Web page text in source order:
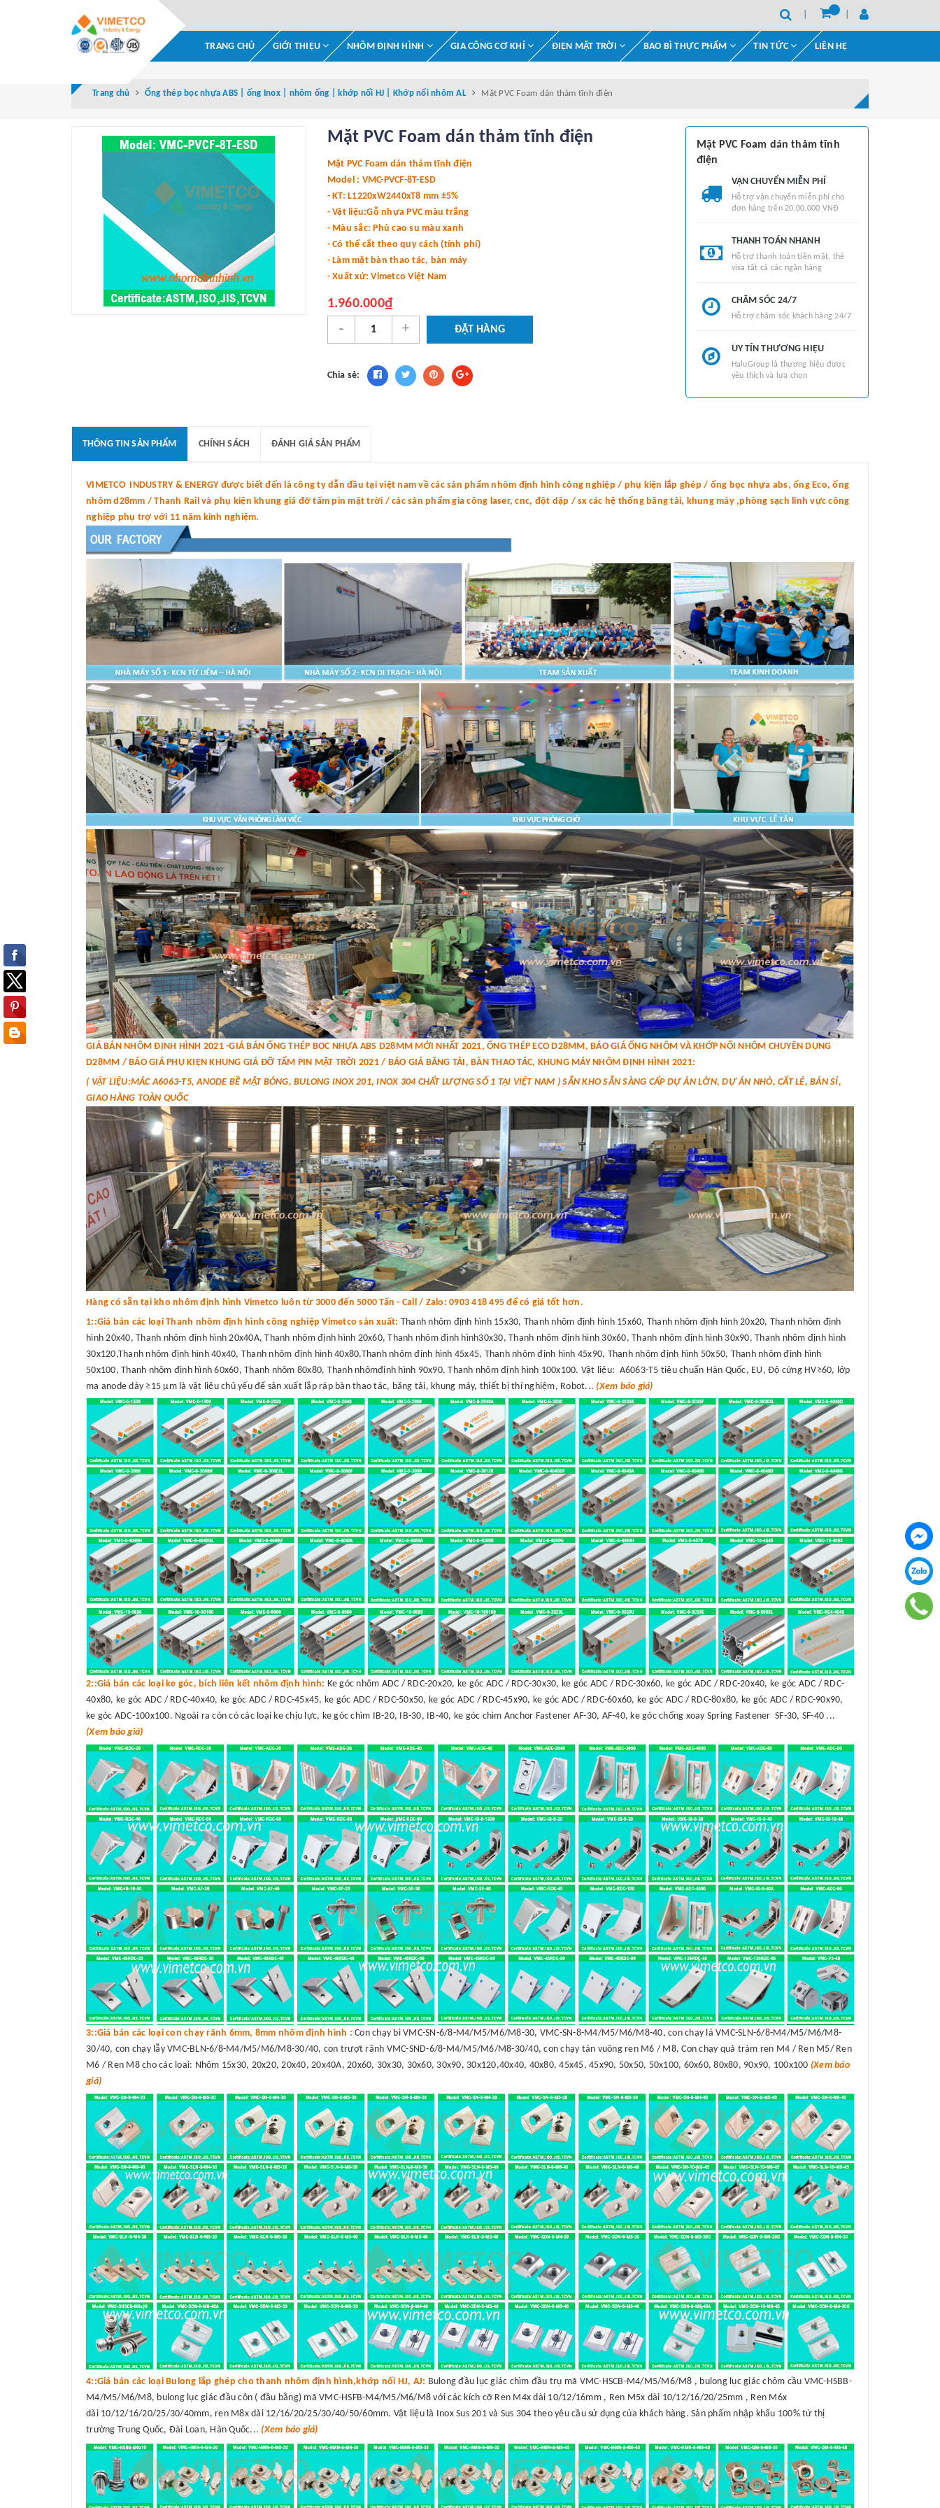
TRANG CHỦ GIỚI THIỆU NHÔM ĐỊNH HÌNH GIA CÔNG CƠ KHÍ ĐIỆN MẶT TRỜI BAO BÌ THỰC PHẨM TIN TỨC LIÊN HỆ
Trang chủ Ống thép bọc nhựa ABS | ống Inox | nhôm ống | khớp nối HJ | Khớp nối nhôm AL Mặt PVC Foam dán thảm tĩnh điện
Mặt PVC Foam dán thảm tĩnh điện
Mặt PVC Foam dán thảm tĩnh điện
Model : VMC-PVCF-8T-ESD
- KT: L1220xW2440xT8 mm ±5%
- Vật liệu:Gỗ nhựa PVC màu trắng
- Màu sắc: Phủ cao su màu xanh
- Có thể cắt theo quy cách (tính phí)
- Làm mặt bàn thao tác, bàn máy
- Xuất xứ: Vimetco Việt Nam
1.960.000₫
- + ĐẶT HÀNG
Chia sẻ:
Mặt PVC Foam dán thảm tĩnh
điện
VẬN CHUYỂN MIỄN PHÍ
Hỗ trợ vận chuyển miễn phí cho
đơn hàng trên 20.00.000 VNĐ
THANH TOÁN NHANH
Hỗ trợ thanh toán tiền mặt, thẻ
visa tất cả các ngân hàng
CHĂM SÓC 24/7
Hỗ trợ chăm sóc khách hàng 24/7
UY TÍN THƯƠNG HIỆU
HaluGroup là thương hiệu được
yêu thích và lựa chọn
THÔNG TIN SẢN PHẨM CHÍNH SÁCH ĐÁNH GIÁ SẢN PHẨM
VIMETCO INDUSTRY & ENERGY được biết đến là công ty dẫn đầu tại việt nam về các sản phẩm nhôm định hình công nghiệp / phụ kiện lắp ghép / ống bọc nhựa abs, ống Eco, ống
nhôm d28mm / Thanh Rail và phụ kiện khung giá đỡ tấm pin mặt trời / các sản phẩm gia công laser, cnc, đột dập / sx các hệ thống băng tải, khung máy ,phòng sạch lĩnh vực công
nghiệp phụ trợ với 11 năm kinh nghiệm.
GIÁ BÁN NHÔM ĐỊNH HÌNH 2021 -GIÁ BÁN ỐNG THÉP BỌC NHỰA ABS D28MM MỚI NHẤT 2021, ỐNG THÉP ECO D28MM, BÁO GIÁ ỐNG NHÔM VÀ KHỚP NỐI NHÔM CHUYÊN DỤNG
D28MM / BÁO GIÁ PHỤ KIỆN KHUNG GIÁ ĐỠ TẤM PIN MẶT TRỜI 2021 / BÁO GIÁ BĂNG TẢI, BÀN THAO TÁC, KHUNG MÁY NHÔM ĐỊNH HÌNH 2021:
( VẬT LIỆU:MÁC A6063-T5, ANODE BỀ MẶT BÓNG, BULONG INOX 201, INOX 304 CHẤT LƯỢNG SỐ 1 TẠI VIỆT NAM ) SẴN KHO SẴN SÀNG CẤP DỰ ÁN LỚN, DỰ ÁN NHỎ, CẮT LẺ, BÁN SỈ,
GIAO HÀNG TOÀN QUỐC
Hàng có sẵn tại kho nhôm định hình Vimetco luôn từ 3000 đến 5000 Tấn - Call / Zalo: 0903 418 495 để có giá tốt hơn.
1::Giá bán các loại Thanh nhôm định hình công nghiệp Vimetco sản xuất: Thanh nhôm định hình 15x30, Thanh nhôm định hình 15x60, Thanh nhôm định hình 20x20, Thanh nhôm định
hình 20x40, Thanh nhôm định hình 20x40A, Thanh nhôm định hình 20x60, Thanh nhôm định hình30x30, Thanh nhôm định hình 30x60, Thanh nhôm định hình 30x90, Thanh nhôm định hình
30x120,Thanh nhôm định hình 40x40, Thanh nhôm định hình 40x80,Thanh nhôm định hình 45x45, Thanh nhôm định hình 45x90, Thanh nhôm định hình 50x50, Thanh nhôm định hình
50x100, Thanh nhôm định hình 60x60, Thanh nhôm 80x80, Thanh nhômđịnh hình 90x90, Thanh nhôm định hình 100x100. Vật liệu: A6063-T5 tiêu chuẩn Hàn Quốc, EU, Độ cứng HV≥60, lớp
mạ anode dày ≥15 μm là vật liệu chủ yếu để sản xuất lắp ráp bàn thao tác, băng tải, khung máy, thiết bị thí nghiệm, Robot... (Xem báo giá)
2::Giá bán các loại ke góc, bích liên kết nhôm định hình: Ke góc nhôm ADC / RDC-20x20, ke góc ADC / RDC-30x30, ke góc ADC / RDC-30x60, ke góc ADC / RDC-20x40, ke góc ADC / RDC-
40x80, ke góc ADC / RDC-40x40, ke góc ADC / RDC-45x45, ke góc ADC / RDC-50x50, ke góc ADC / RDC-45x90, ke góc ADC / RDC-60x60, ke góc ADC / RDC-80x80, ke góc ADC / RDC-90x90,
ke góc ADC-100x100. Ngoài ra còn có các loại ke chịu lực, ke góc chìm IB-20, IB-30, IB-40, ke góc chìm Anchor Fastener AF-30, AF-40, ke góc chống xoay Spring Fastener SF-30, SF-40 ...
(Xem báo giá)
3::Giá bán các loại con chạy rãnh 6mm, 8mm nhôm định hình : Con chạy bi VMC-SN-6/8-M4/M5/M6/M8-30, VMC-SN-8-M4/M5/M6/M8-40, con chạy lá VMC-SLN-6/8-M4/M5/M6/M8-
30/40, con chạy lẫy VMC-BLN-6/8-M4/M5/M6/M8-30/40, con trượt rãnh VMC-SND-6/8-M4/M5/M6/M8-30/40, con chạy tán vuông ren M6 / M8, Con chạy quả trám ren M4 / Ren M5/ Ren
M6 / Ren M8 cho các loại: Nhôm 15x30, 20x20, 20x40, 20x40A, 20x60, 30x30, 30x60, 30x90, 30x120,40x40, 40x80, 45x45, 45x90, 50x50, 50x100, 60x60, 80x80, 90x90, 100x100 (Xem báo
giá)
4::Giá bán các loại Bulong lắp ghép cho thanh nhôm định hình,khớp nối HJ, AJ: Bulong đầu lục giác chìm đầu trụ mã VMC-HSCB-M4/M5/M6/M8 , bulong lục giác chỏm cầu VMC-HSBB-
M4/M5/M6/M8, bulong lục giác đầu côn ( đầu bằng) mã VMC-HSFB-M4/M5/M6/M8 với các kích cỡ Ren M4x dài 10/12/16mm , Ren M5x dài 10/12/16/20/25mm , Ren M6x
dài 10/12/16/20/25/30/40mm, ren M8x dài 12/16/20/25/30/40/50/60mm. Vật liệu là Inox Sus 201 và Sus 304 theo yêu cầu sử dụng của khách hàng. Sản phẩm nhập khẩu 100% từ thị
trường Trung Quốc, Đài Loan, Hàn Quốc... (Xem báo giá)